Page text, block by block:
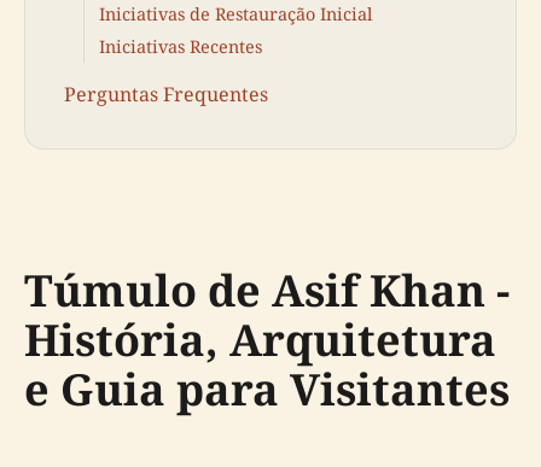
Iniciativas de Restauração Inicial
Iniciativas Recentes
Perguntas Frequentes
Túmulo de Asif Khan -
História, Arquitetura
e Guia para Visitantes